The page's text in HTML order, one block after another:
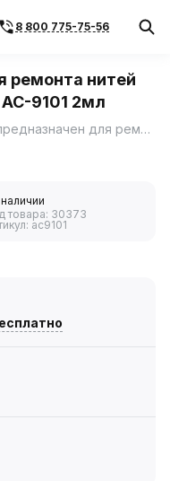
8 800 775-75-56
ремонта нитей
9101 2мл
Токопроводящий клей ASTROhim предназначен для ремонта нитей обогрева заднего стекла автомобиля с повреждениями (разрывами) не более 2 см.
товара: 30373
ac9101